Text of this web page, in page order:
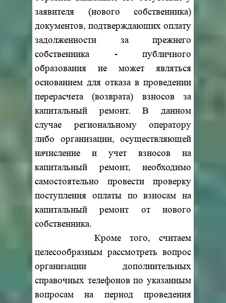
заявителя (нового собственника)
документов, подтверждающих оплату
задолженности за прежнего
собственника - публичного
образования не может являться
основанием для отказа в проведении
перерасчета (возврата) взносов за
капитальный ремонт. В данном
случае региональному оператору
либо организации, осуществляющей
начисление и учет взносов на
капитальный ремонт, необходимо
самостоятельно провести проверку
поступления оплаты по взносам на
капитальный ремонт от нового
собственника.
Кроме того, считаем
целесообразным рассмотреть вопрос
организации дополнительных
справочных телефонов по указанным
вопросам на период проведения